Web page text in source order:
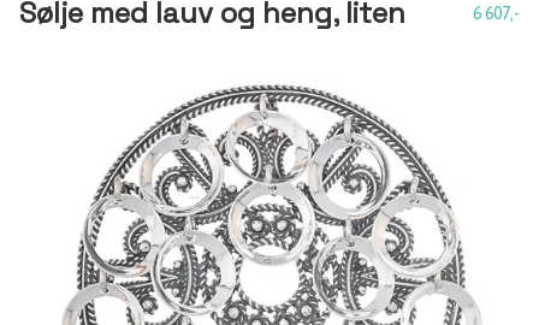
Sølje med lauv og heng, liten 6 607,-